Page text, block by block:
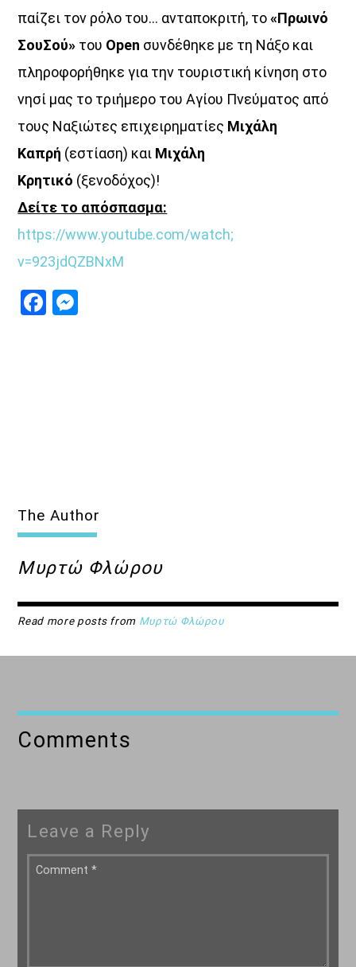
παίζει τον ρόλο του… ανταποκριτή, το«Πρωινό
ΣουΣού» του Open συνδέθηκε με τη Νάξο και
πληροφορήθηκε για την τουριστική κίνηση στο
νησί μας το τριήμερο του Αγίου Πνεύματος από
τους Ναξιώτες επιχειρηματίες Μιχάλη
Καπρή (εστίαση) και Μιχάλη
Κρητικό (ξενοδόχος)!
Δείτε το απόσπασμα:
https://www.youtube.com/watch;
v=923jdQZBNxM
Facebook
The Author
Μυρτώ Φλώρου
Read more posts from Μυρτώ Φλώρου
Comments
Leave a Reply